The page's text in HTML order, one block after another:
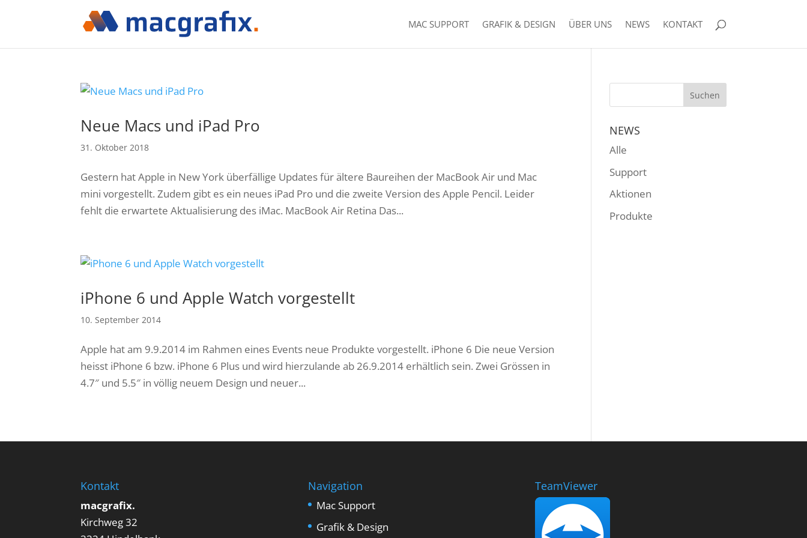
MAC SUPPORT GRAFIK & DESIGN ÜBER UNS NEWS KONTAKT
Neue Macs und iPad Pro
31. Oktober 2018
Gestern hat Apple in New York überfällige Updates für ältere Baureihen der MacBook Air und Mac
mini vorgestellt. Zudem gibt es ein neues iPad Pro und die zweite Version des Apple Pencil. Leider
fehlt die erwartete Aktualisierung des iMac. MacBook Air Retina Das...
iPhone 6 und Apple Watch vorgestellt
10. September 2014
Apple hat am 9.9.2014 im Rahmen eines Events neue Produkte vorgestellt. iPhone 6 Die neue Version
heisst iPhone 6 bzw. iPhone 6 Plus und wird hierzulande ab 26.9.2014 erhältlich sein. Zwei Grössen in
4.7″ und 5.5″ in völlig neuem Design und neuer...
NEWS
Alle
Support
Aktionen
Produkte
Kontakt
macgrafix.
Kirchweg 32
Navigation
Mac Support
Grafik & Design
TeamViewer